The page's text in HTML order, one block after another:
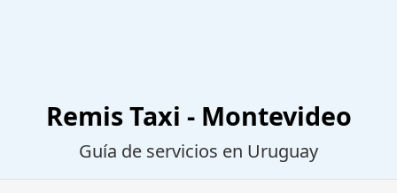
Remis Taxi - Montevideo
Guía de servicios en Uruguay